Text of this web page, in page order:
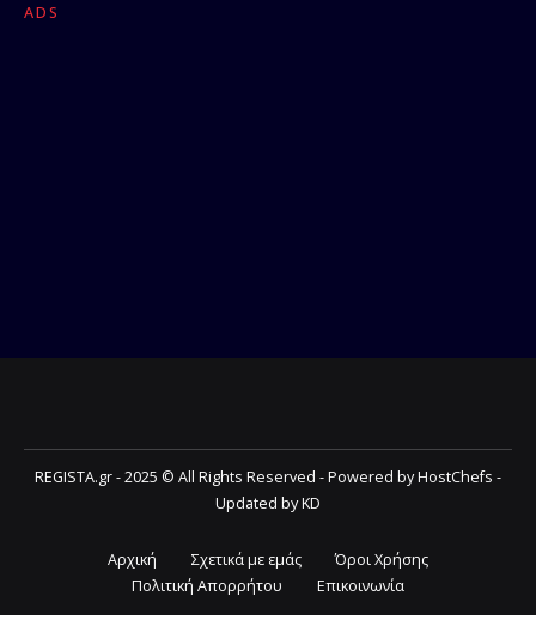
ADS
REGISTA.gr - 2025 © All Rights Reserved - Powered by HostChefs -
Updated by KD
Αρχική Σχετικά με εμάς
Όροι Χρήσης
Πολιτική Απορρήτου
Επικοινωνία